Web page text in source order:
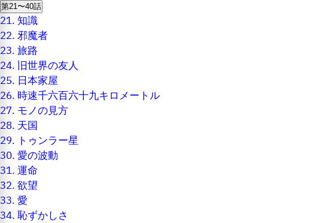
第21〜40話
21.知識
22.邪魔者
23.旅路
24. 旧世界の友人
25. 日本家屋
26. 時速千六百六十九キロメートル
27. モノの見方
28. 天国
29. トゥンラー星
30.愛の波動
31.運命
32.欲望
33.愛
34.恥ずかしさ